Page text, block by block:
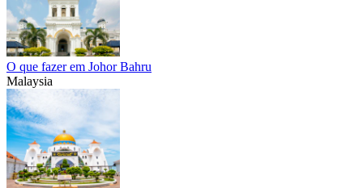
O que fazer em Johor Bahru
Malaysia